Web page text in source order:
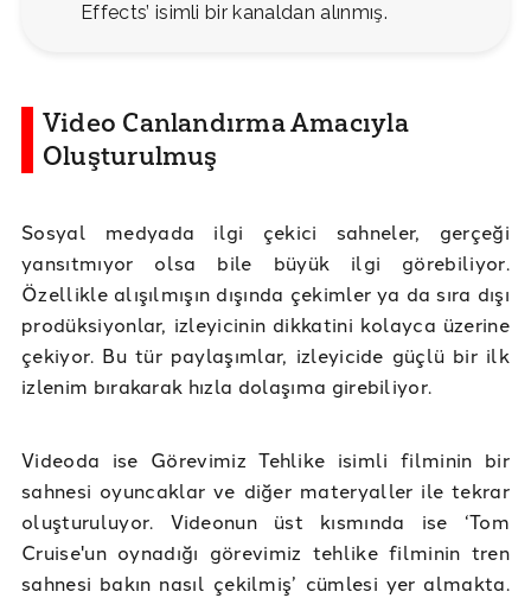
Effects’ isimli bir kanaldan alınmış.
Video Canlandırma Amacıyla
Oluşturulmuş
Sosyal medyada ilgi çekici sahneler, gerçeği
yansıtmıyor olsa bile büyük ilgi görebiliyor.
Özellikle alışılmışın dışında çekimler ya da sıra dışı
prodüksiyonlar, izleyicinin dikkatini kolayca üzerine
çekiyor. Bu tür paylaşımlar, izleyicide güçlü bir ilk
izlenim bırakarak hızla dolaşıma girebiliyor.
Videoda ise Görevimiz Tehlike isimli filminin bir
sahnesi oyuncaklar ve diğer materyaller ile tekrar
oluşturuluyor. Videonun üst kısmında ise ‘Tom
Cruise'un oynadığı görevimiz tehlike filminin tren
sahnesi bakın nasıl çekilmiş’ cümlesi yer almakta.